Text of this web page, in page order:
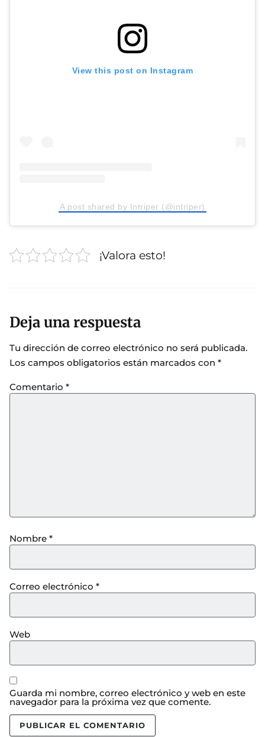
View this post on Instagram
A post shared by Intriper (@intriper)
¡Valora esto!
Deja una respuesta
Tu dirección de correo electrónico no será publicada.
Los campos obligatorios están marcados con *
Comentario *
Nombre *
Correo electrónico *
Web
Guarda mi nombre, correo electrónico y web en este
navegador para la próxima vez que comente.